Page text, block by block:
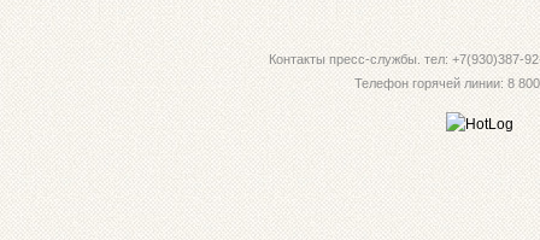
Контакты пресс-службы. тел: +7(930)387-
Телефон горячей линии: 8